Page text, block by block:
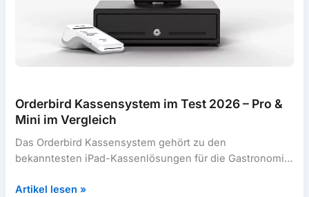
Orderbird Kassensystem im Test 2026 – Pro &
Mini im Vergleich
Das Orderbird Kassensystem gehört zu den
bekanntesten iPad-Kassenlösungen für die Gastronomie
Restaurants und
Orderbird
Artikel lesen »